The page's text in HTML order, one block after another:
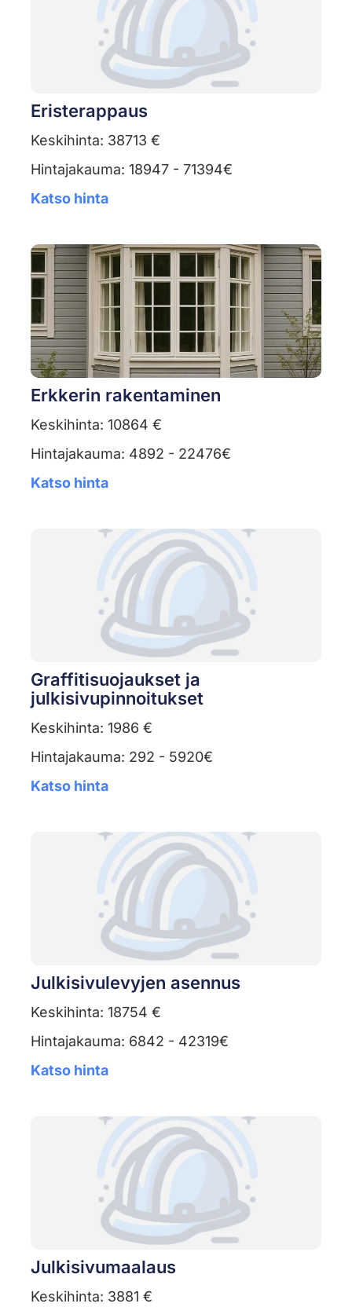
Eristerappaus
Keskihinta: 38713 €
Hintajakauma: 18947 - 71394€
Katso hinta
Erkkerin rakentaminen
Keskihinta: 10864 €
Hintajakauma: 4892 - 22476€
Katso hinta
Graffitisuojaukset ja
julkisivupinnoitukset
Keskihinta: 1986 €
Hintajakauma: 292 - 5920€
Katso hinta
Julkisivulevyjen asennus
Keskihinta: 18754 €
Hintajakauma: 6842 - 42319€
Katso hinta
Julkisivumaalaus
Keskihinta: 3881 €